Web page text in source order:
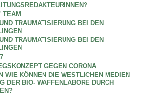
TEAM
TRAUMATISIERUNG BEI DEN
TRAUMATISIERUNG BEI DEN
GEGEN CORONA
WIE KÖNNEN DIE WESTLICHEN MEDIEN
DER BIO- WAFFENLABORE DURCH